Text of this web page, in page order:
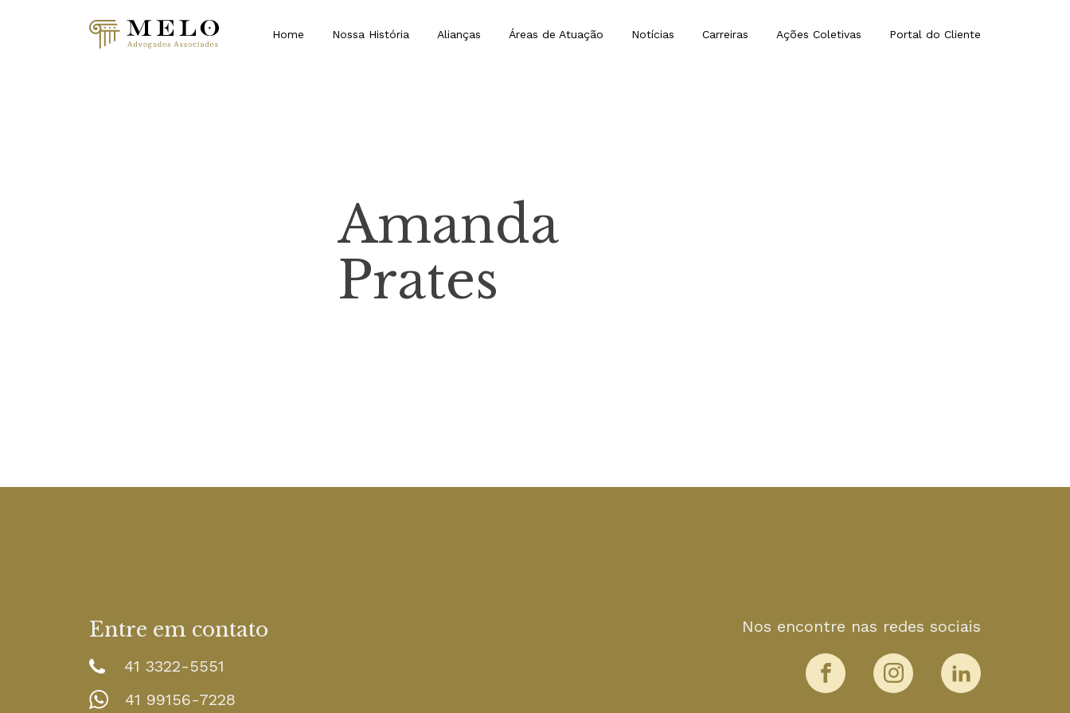
Home Nossa História Alianças Áreas de Atuação Notícias Carreiras Ações Coletivas Portal do Cliente
Amanda
Prates
Entre em contato
41 3322-5551
41 99156-7228
Nos encontre nas redes sociais